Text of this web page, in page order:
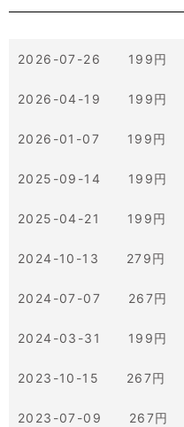
2026-07-26 199円
2026-04-19 199円
2026-01-07 199円
2025-09-14 199円
2025-04-21 199円
2024-10-13 279円
2024-07-07 267円
2024-03-31 199円
2023-10-15 267円
2023-07-09 267円